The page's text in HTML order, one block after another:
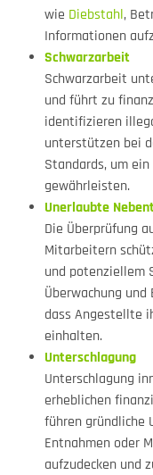
wie Diebstahl,
Informationen
Schwarzarbeit
Schwarzarbeit
und führt zu
identifizieren
unterstützen bei
Standards, um
gewährleisten.
Unerlaubte
Die Überprüfung
Mitarbeitern
und potenziellem
Überwachung
dass Angestellte
einhalten.
Unterschlagung
Unterschlagung
erheblichen
führen gründliche
Entnahmen oder
aufzudecken und